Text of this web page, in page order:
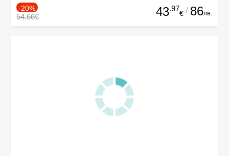
-20%
54.66€ 43.97
€ / 86лв.